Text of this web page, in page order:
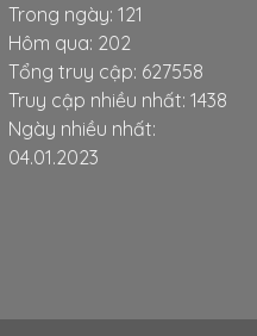
Trong ngày: 121
Hôm qua: 202
Tổng truy cập: 627558
Truy cập nhiều nhất: 1438
Ngày nhiều nhất:
04.01.2023